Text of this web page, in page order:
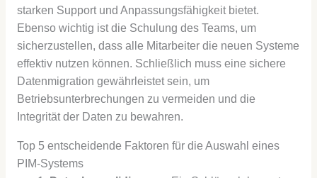
starken Support und Anpassungsfähigkeit bietet.
Ebenso wichtig ist die Schulung des Teams, um
sicherzustellen, dass alle Mitarbeiter die neuen Systeme
effektiv nutzen können. Schließlich muss eine sichere
Datenmigration gewährleistet sein, um
Betriebsunterbrechungen zu vermeiden und die
Integrität der Daten zu bewahren.
Top 5 entscheidende Faktoren für die Auswahl eines
PIM-Systems